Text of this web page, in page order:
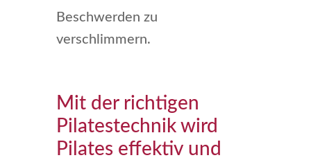
Beschwerden zu
verschlimmern.
Mit der richtigen
Pilatestechnik wird
Pilates effektiv und